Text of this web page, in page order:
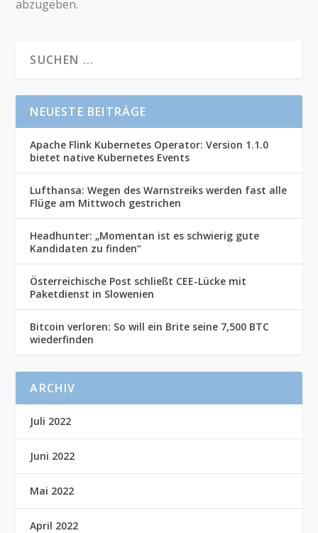
abzugeben.
NEUESTE BEITRÄGE
Apache Flink Kubernetes Operator: Version 1.1.0
bietet native Kubernetes Events
Lufthansa: Wegen des Warnstreiks werden fast alle
Flüge am Mittwoch gestrichen
Headhunter: „Momentan ist es schwierig gute
Kandidaten zu finden“
Österreichische Post schließt CEE-Lücke mit
Paketdienst in Slowenien
Bitcoin verloren: So will ein Brite seine 7,500 BTC
wiederfinden
ARCHIV
Juli 2022
Juni 2022
Mai 2022
April 2022